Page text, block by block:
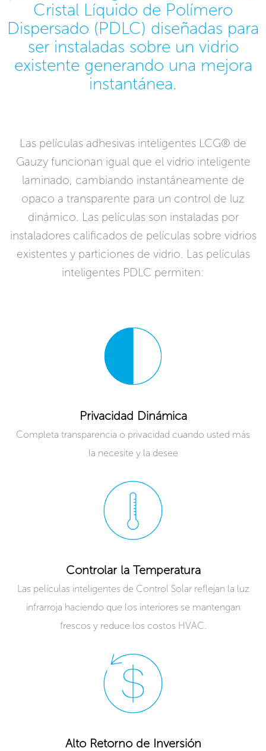
Cristal Líquido de Polímero
Dispersado (PDLC) diseñadas para
ser instaladas sobre un vidrio
existente generando una mejora
instantánea.
Las películas adhesivas inteligentes LCG® de
Gauzy funcionan igual que el vidrio inteligente
laminado, cambiando instantáneamente de
opaco a transparente para un control de luz
dinámico. Las películas son instaladas por
instaladores calificados de películas sobre vidrios
existentes y particiones de vidrio. Las películas
inteligentes PDLC permiten:
Privacidad Dinámica
Completa transparencia o privacidad cuando usted más
la necesite y la desee
Controlar la Temperatura
Las películas inteligentes de Control Solar reflejan la luz
infrarroja haciendo que los interiores se mantengan
frescos y reduce los costos HVAC.
Alto Retorno de Inversión